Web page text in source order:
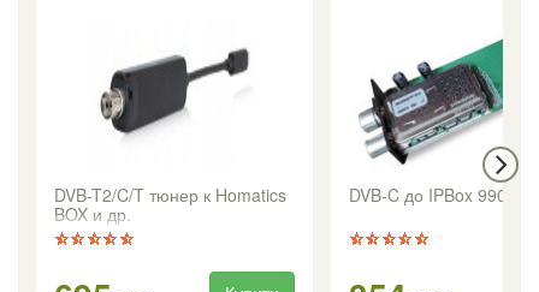
DVB-T2/C/T тюнер к Homatics
BOX и др.
DVB-C до IPBox 9900HD